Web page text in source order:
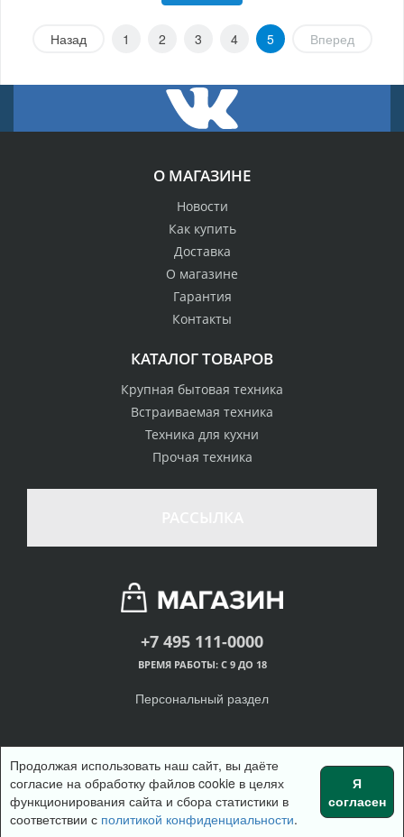
Назад 1 2 3 4 5 Вперед
О МАГАЗИНЕ
Новости
Как купить
Доставка
О магазине
Гарантия
Контакты
КАТАЛОГ ТОВАРОВ
Крупная бытовая техника
Встраиваемая техника
Техника для кухни
Прочая техника
+7 495 111-0000
ВРЕМЯ РАБОТЫ: С 9 ДО 18
Персональный раздел
© Интернет-магазин одежды, 2018
Наверх
Войти Регистрация
Корзина 0 позицийна сумму0 руб.
Продолжая использовать наш сайт, вы даёте
согласие на обработку файлов cookie в целях
функционирования сайта и сбора статистики в
соответствии с политикой конфиденциальности.
Я
согласен